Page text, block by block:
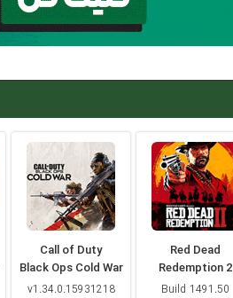
Call of Duty
Black Ops Cold War
v1.34.0.15931218
Red Dead
Redemption 2
Build 1491.50